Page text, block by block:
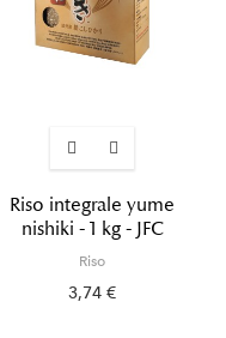
Riso integrale yume
nishiki - 1 kg - JFC
Riso
3,74 €